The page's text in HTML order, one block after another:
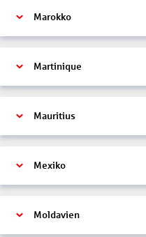
Marokko
Martinique
Mauritius
Mexiko
Moldavien